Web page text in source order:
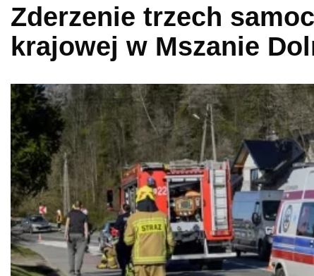
Zderzenie trzech
krajowej w Mszanie